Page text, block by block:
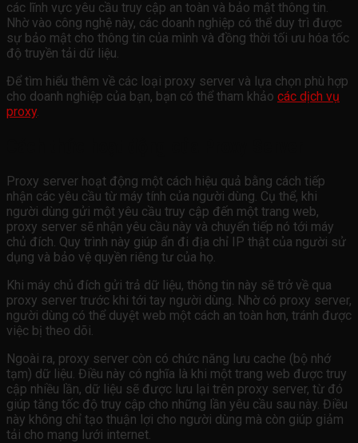
các lĩnh vực yêu cầu truy cập an toàn và bảo mật thông tin.
Nhờ vào công nghệ này, các doanh nghiệp có thể duy trì được
sự bảo mật cho thông tin của mình và đồng thời tối ưu hóa tốc
độ truyền tải dữ liệu.
Để tìm hiểu thêm về các loại proxy server và lựa chọn phù hợp
cho doanh nghiệp của bạn, bạn có thể tham khảo các dịch vụ
proxy.
Proxy server hoạt động một cách hiệu quả bằng cách tiếp
nhận các yêu cầu từ máy tính của người dùng. Cụ thể, khi
người dùng gửi một yêu cầu truy cập đến một trang web,
proxy server sẽ nhận yêu cầu này và chuyển tiếp nó tới máy
chủ đích. Quy trình này giúp ẩn đi địa chỉ IP thật của người sử
dụng và bảo vệ quyền riêng tư của họ.
Khi máy chủ đích gửi trả dữ liệu, thông tin này sẽ trở về qua
proxy server trước khi tới tay người dùng. Nhờ có proxy server,
người dùng có thể duyệt web một cách an toàn hơn, tránh được
việc bị theo dõi.
Ngoài ra, proxy server còn có chức năng lưu cache (bộ nhớ
tạm) dữ liệu. Điều này có nghĩa là khi một trang web được truy
cập nhiều lần, dữ liệu sẽ được lưu lại trên proxy server, từ đó
giúp tăng tốc độ truy cập cho những lần yêu cầu sau này. Điều
này không chỉ tạo thuận lợi cho người dùng mà còn giúp giảm
tải cho mạng lưới internet.